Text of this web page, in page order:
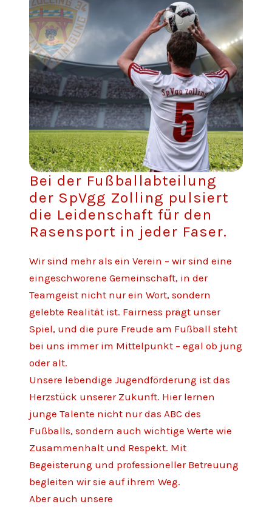
Bei der Fußballabteilung
der SpVgg Zolling pulsiert
die Leidenschaft für den
Rasensport in jeder Faser.
Wir sind mehr als ein Verein – wir sind eine
eingeschworene Gemeinschaft, in der
Teamgeist nicht nur ein Wort, sondern
gelebte Realität ist. Fairness prägt unser
Spiel, und die pure Freude am Fußball steht
bei uns immer im Mittelpunkt – egal ob jung
oder alt.
Unsere lebendige Jugendförderung ist das
Herzstück unserer Zukunft. Hier lernen
junge Talente nicht nur das ABC des
Fußballs, sondern auch wichtige Werte wie
Zusammenhalt und Respekt. Mit
Begeisterung und professioneller Betreuung
begleiten wir sie auf ihrem Weg.
Aber auch unsere